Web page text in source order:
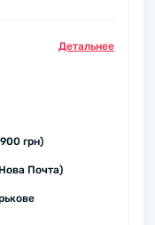
Детальнее
грн)
Почта)